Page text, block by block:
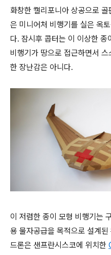
화창한 캘리포니아 상공으로
은 미니어처 비행기를 실은 옥
다. 잠시후 콥터는 이 이상한
비행기가 땅으로 접근하면서
한 장난감은 아니다.
이 저렴한 종이 모형 비행기는
용 물자공급을 목적으로 설계된
드론은 샌프란시스코에 위치한